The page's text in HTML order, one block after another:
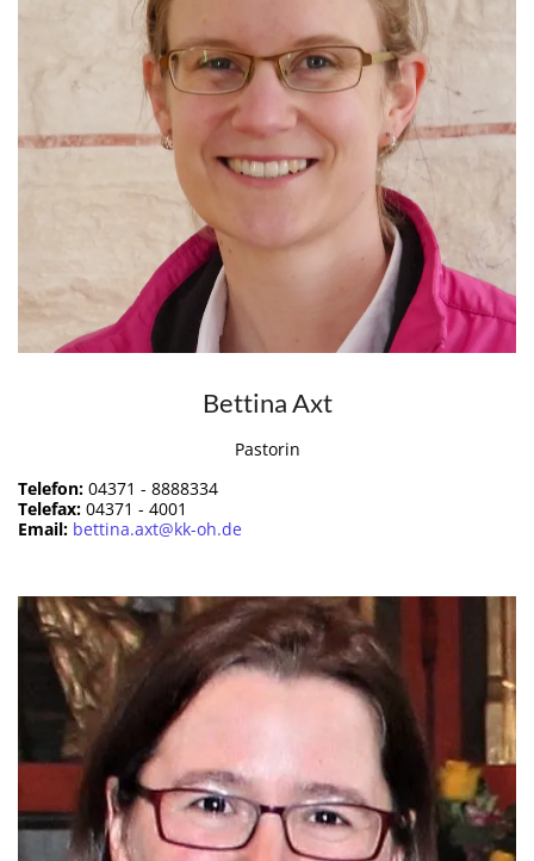
Bettina Axt
Pastorin
Telefon: 04371 - 8888334
Telefax: 04371 - 4001
Email: bettina.axt@kk-oh.de